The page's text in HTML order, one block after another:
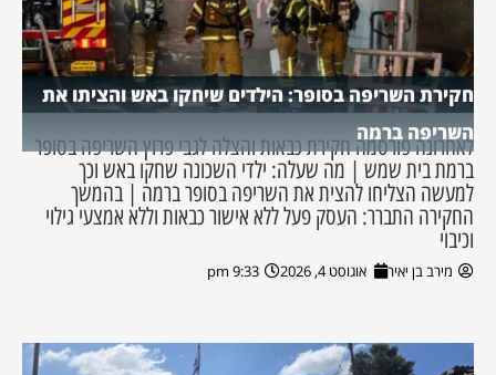
חקירת השריפה בסופר: הילדים שיחקו באש והציתו את
השריפה ברמה
לאחרונה פורסמה חקירת כבאות והצלה לגבי פרוץ השריפה בסופר
ברמת בית שמש | מה שעלה: ילדי השכונה שחקו באש וכך
למעשה הצליחו להצית את השריפה בסופר ברמה | בהמשך
החקירה התברר: העסק פעל ללא אישור כבאות וללא אמצעי גילוי
וכיבוי
מירב בן יאיר אוגוסט 4, 2026 9:33 pm